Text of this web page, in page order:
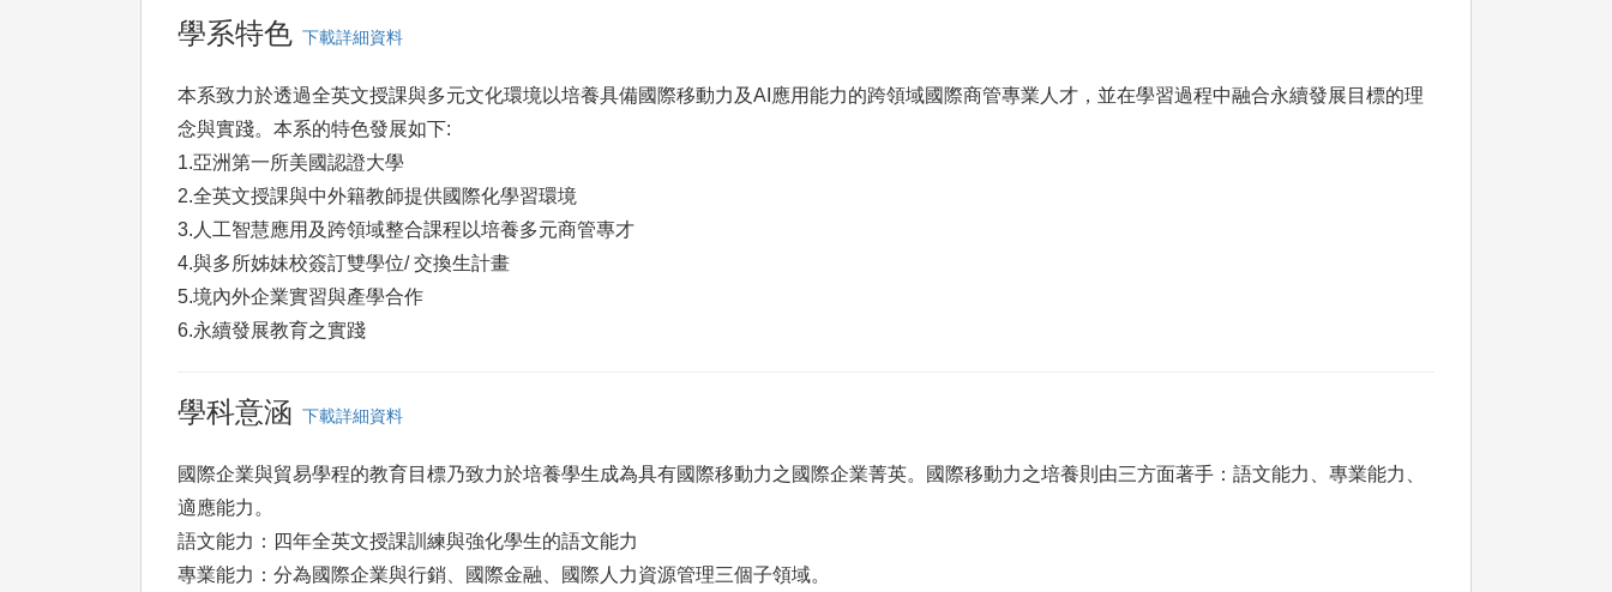
學系特色 下載詳細資料
本系致力於透過全英文授課與多元文化環境以培養具備國際移動力及AI應用能力的跨領域國際商管專業人才，並在學習過程中融合永續發展目標的理
念與實踐。本系的特色發展如下:
1.亞洲第一所美國認證大學
2.全英文授課與中外籍教師提供國際化學習環境
3.人工智慧應用及跨領域整合課程以培養多元商管專才
4.與多所姊妹校簽訂雙學位/ 交換生計畫
5.境內外企業實習與產學合作
6.永續發展教育之實踐
學科意涵 下載詳細資料
國際企業與貿易學程的教育目標乃致力於培養學生成為具有國際移動力之國際企業菁英。國際移動力之培養則由三方面著手：語文能力、專業能力、
適應能力。
語文能力：四年全英文授課訓練與強化學生的語文能力
專業能力：分為國際企業與行銷、國際金融、國際人力資源管理三個子領域。